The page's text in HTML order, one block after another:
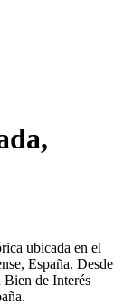
ubicada en el
España. Desde
Bien de Interés